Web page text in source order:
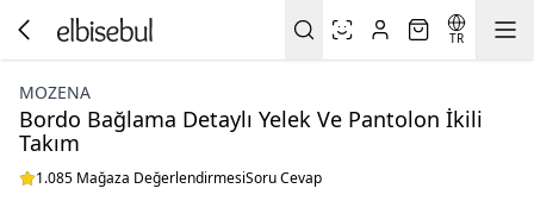
TR
MOZENA
Bordo Bağlama Detaylı Yelek Ve Pantolon İkili
Takım
1.085 Mağaza DeğerlendirmesiSoru Cevap